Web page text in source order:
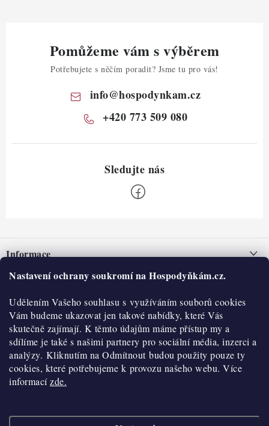
Nastavení ochrany soukromí na Hospodyňkám.cz.
Udělením Vašeho souhlasu s využíváním souborů cookies
Vám budeme ukazovat jen takové nabídky, které Vás
skutečně zajímají. K těmto údajům máme přístup my a
sdílíme je také s našimi partnery pro sociální média, inzerci a
analýzy. Kliknutím na Odmítnout budou použity pouze ty
cookies, které potřebujeme k provozu našeho webu. Více
informacízde.
Pomůžeme vám s výběrem
Potřebujete s něčím poradit? Jsme tu pro vás!
info@hospodynkam.cz
+420 773 509 080
pInformace
Nepřevzetí zásilky na dobírku
Obchodní podmínky
Hodnocení obchodu
Blog
Moje objednávka
O nás
Historie
Kontakty
O nákupu
Reklamace a vratky
Výdejní místa